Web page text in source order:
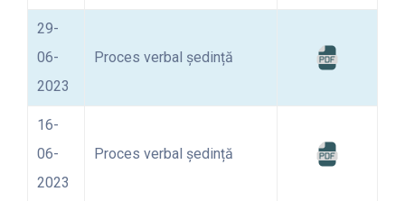
29-
06-
2023
Proces verbal ședință
16-
06-
2023
Proces verbal ședință